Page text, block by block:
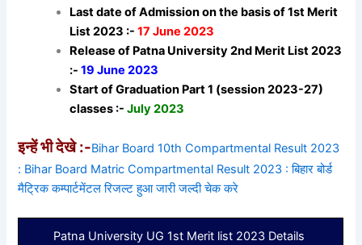
Last date of Admission on the basis of 1st Merit
List 2023 :-17 June 2023
Release of Patna University 2nd Merit List 2023
:-19 June 2023
Start of Graduation Part 1 (session 2023-27)
classes :-July 2023
इन्हें भी देखे :-Bihar Board 10th Compartmental Result 2023
: Bihar Board Matric Compartmental Result 2023 : बिहार बोर्ड
मैट्रिक कम्पार्टमेंटल रिजल्ट हुआ जारी जल्दी चेक करे
Patna University UG 1st Merit list 2023 Details